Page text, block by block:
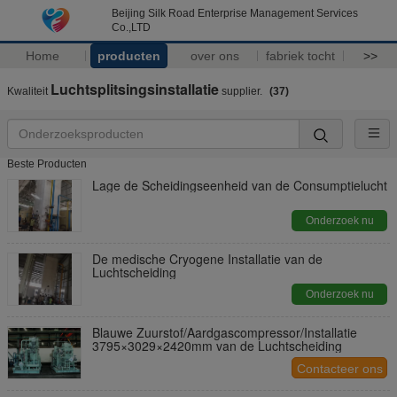
Beijing Silk Road Enterprise Management Services
Co.,LTD
Home producten over ons fabriek tocht >>
Kwaliteit Luchtsplitsingsinstallatie supplier. (37)
Beste Producten
Lage de Scheidingseenheid van de Consumptielucht
Onderzoek nu
De medische Cryogene Installatie van de
Luchtscheiding
Onderzoek nu
Blauwe Zuurstof/Aardgascompressor/Installatie
3795×3029×2420mm van de Luchtscheiding
Contacteer ons